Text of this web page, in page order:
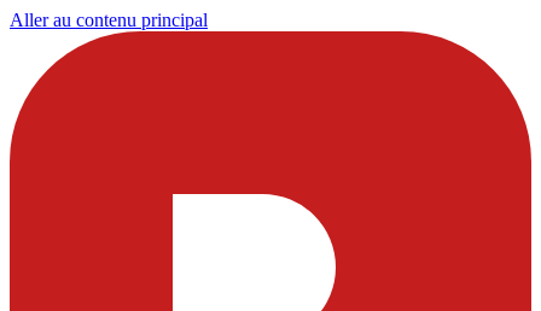
Aller au contenu principal